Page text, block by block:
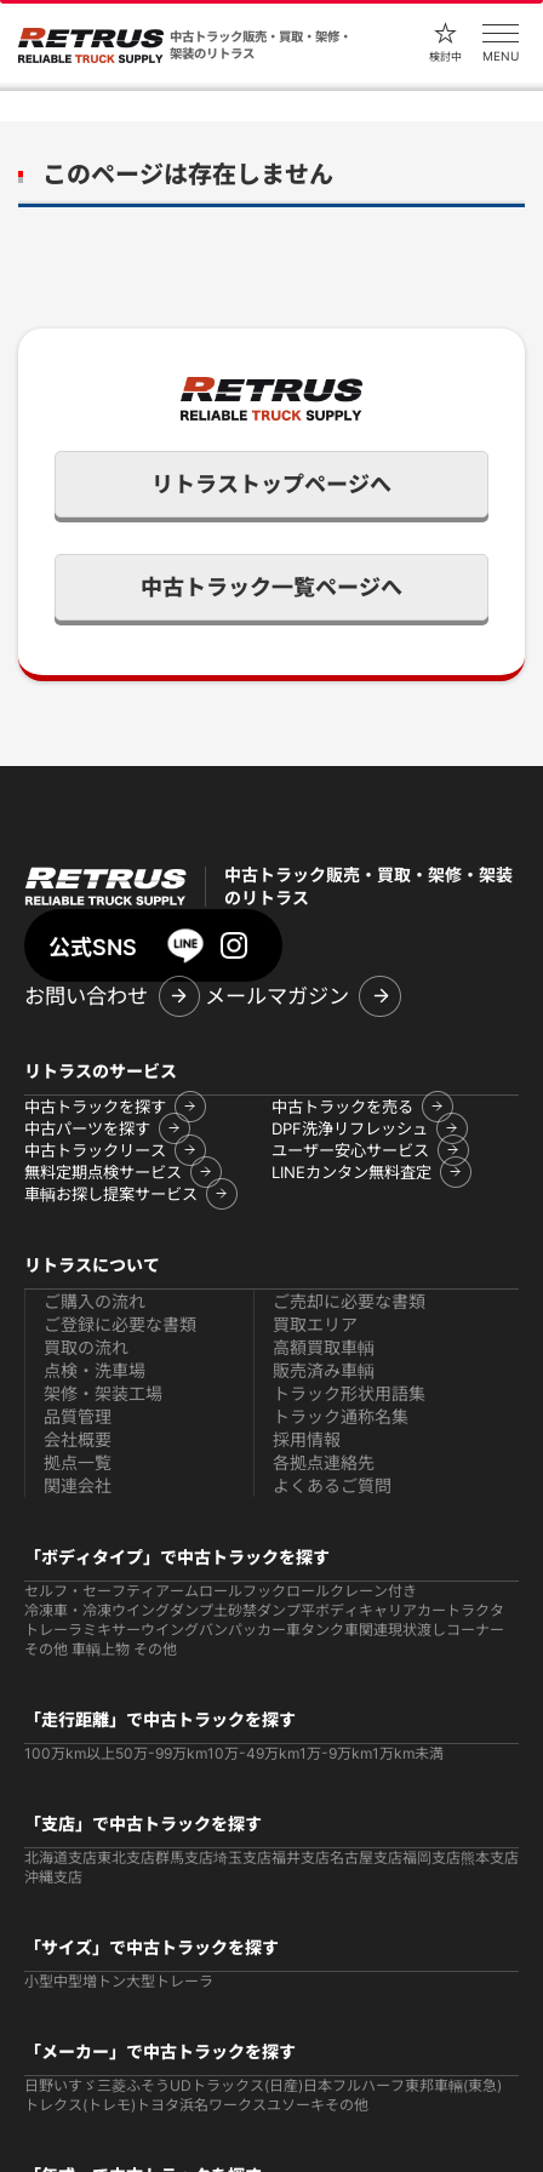
中古トラック販売・買取・架修・
架装のリトラス
検討中 MENU
このページは存在しません
リトラストップページへ
中古トラック一覧ページへ
中古トラック販売・買取・架修・架装
のリトラス
公式SNS
お問い合わせ
メールマガジン
リトラスのサービス
中古トラックを探す
中古トラックを売る
中古パーツを探す
DPF洗浄リフレッシュ
中古トラックリース
ユーザー安心サービス
無料定期点検サービス
LINEカンタン無料査定
車輌お探し提案サービス
リトラスについて
ご購入の流れ
ご登録に必要な書類
買取の流れ
ご売却に必要な書類
買取エリア
高額買取車輌
点検・洗車場
架修・架装工場
品質管理
販売済み車輌
トラック形状用語集
トラック通称名集
会社概要
拠点一覧
関連会社
採用情報
各拠点連絡先
よくあるご質問
「ボディタイプ」で中古トラックを探す
セルフ・セーフティ アームロールフックロールクレーン付き
冷凍車・冷凍ウイングダンプ土砂禁ダンプ平ボディ キャリアカー トラクタ
トレーラ ミキサーウイングバンパッカー車タンク車関連現状渡しコーナー
その他 車輌上物 その他
「走行距離」で中古トラックを探す
100万km以上50万-99万km10万-49万km1万-9万km1万km未満
「支店」で中古トラックを探す
北海道支店東北支店群馬支店埼玉支店福井支店名古屋支店福岡支店熊本支店
沖縄支店
「サイズ」で中古トラックを探す
小型中型増トン大型 トレーラ
「メーカー」で中古トラックを探す
日野いすゞ 三菱ふそう UDトラックス(日産) 日本フルハーフ 東邦車輛(東急)
トレクス(トレモ) トヨタ浜名ワークスユソーキその他